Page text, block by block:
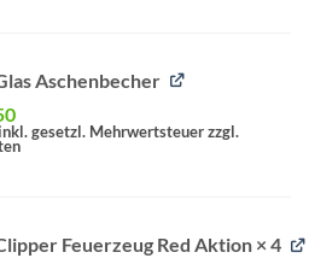
Aschenbecher
Aktueller
Preis
ist:
gesetzl. Mehrwertsteuer zzgl.
Feuerzeug Red Aktion× 4